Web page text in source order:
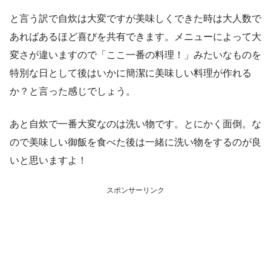
と言う訳で自炊は大変ですが美味しくできた時は大人数で
あればあるほど喜びを共有できます。メニューによって大
変さが違いますので「ここ一番の料理！」みたいなものを
特別な日として後はいかに簡潔に美味しい料理が作れる
か？と言った感じでしょう。
あと自炊で一番大変なのは洗い物です。とにかく面倒。な
ので美味しい御飯を食べた後は一緒に洗い物をするのが良
いと思いますよ！
スポンサーリンク